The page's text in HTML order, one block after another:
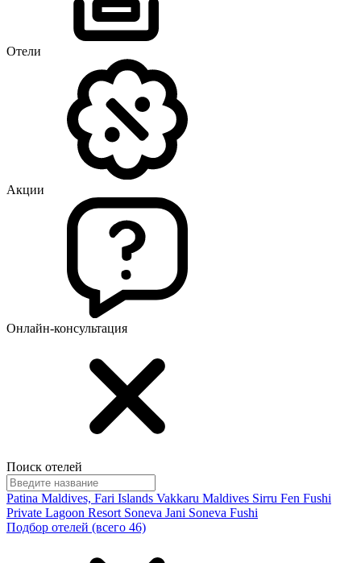
Отели
Акции
Онлайн-консультация
Поиск отелей
Patina Maldives, Fari Islands Vakkaru Maldives Sirru Fen Fushi
Private Lagoon Resort Soneva Jani Soneva Fushi
Подбор отелей (всего 46)